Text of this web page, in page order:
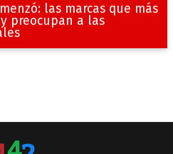
las marcas que más
preocupan a las